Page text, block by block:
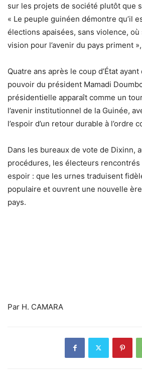
sur les projets de société plutôt que
« Le peuple guinéen démontre qu’il
élections apaisées, sans violence,
vision pour l’avenir du pays priment
Quatre ans après le coup d’État ayant
pouvoir du président Mamadi
présidentielle apparaît comme un
l’avenir institutionnel de la Guinée,
l’espoir d’un retour durable à l’ordre
Dans les bureaux de vote de Dixinn,
procédures, les électeurs
espoir : que les urnes traduisent
populaire et ouvrent une nouvelle
pays.
Par H. CAMARA